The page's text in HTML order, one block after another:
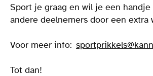
Sport je graag en wil je een
andere deelnemers door een
Voor meer info:
Tot dan!